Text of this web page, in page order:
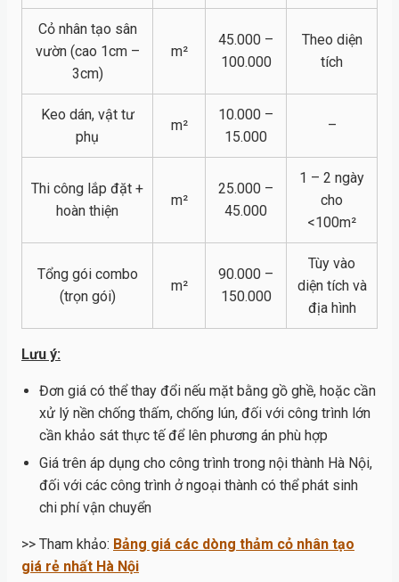
Cỏ nhân tạo sân
vườn (cao 1cm –
3cm)
m²
45.000 –
100.000
Theo diện
tích
Keo dán, vật tư
phụ
m²
10.000 –
15.000
–
Thi công lắp đặt +
hoàn thiện
m²
25.000 –
45.000
1 – 2 ngày
cho
<100m²
Tổng gói combo
(trọn gói)
m²
90.000 –
150.000
Tùy vào
diện tích và
địa hình
Lưu ý:
Đơn giá có thể thay đổi nếu mặt bằng gồ ghề, hoặc cần
xử lý nền chống thấm, chống lún, đối với công trình lớn
cần khảo sát thực tế để lên phương án phù hợp
Giá trên áp dụng cho công trình trong nội thành Hà Nội,
đối với các công trình ở ngoại thành có thể phát sinh
chi phí vận chuyển
>> Tham khảo: Bảng giá các dòng thảm cỏ nhân tạo
giá rẻ nhất Hà Nội